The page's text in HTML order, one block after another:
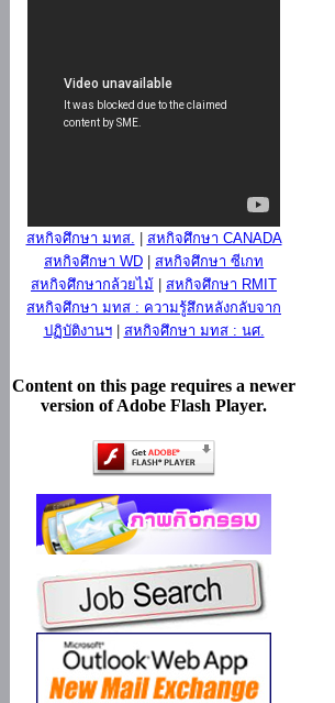
สหกิจศึกษา มทส.
สหกิจศึกษา CANADA
สหกิจศึกษา WD
สหกิจศึกษา ซีเกท
สหกิจศึกษากล้วยไม้
สหกิจศึกษา RMIT
สหกิจศึกษา มทส : ความรู้สึกหลังกลับจาก
ปฏิบัติงานฯ| สหกิจศึกษา มทส : นศ.
Content on this page requires a newer
version of Adobe Flash Player.